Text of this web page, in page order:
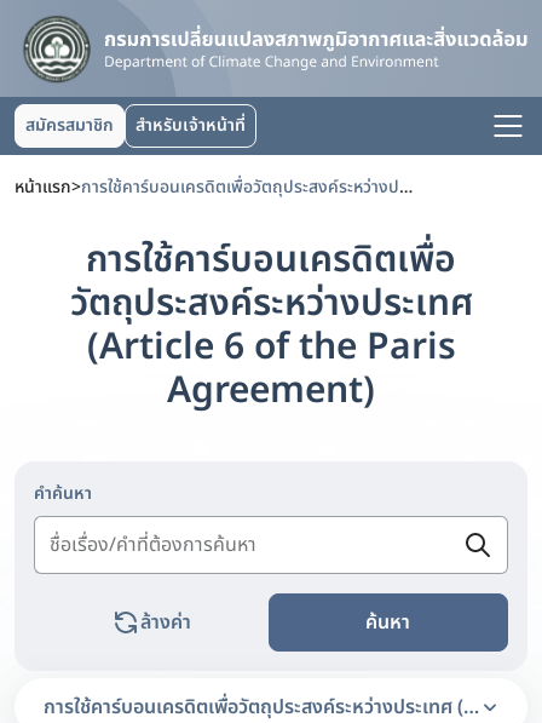
สมัครสมาชิก สำหรับเจ้าหน้าที่
หน้าแรก> การใช้คาร์บอนเครดิตเพื่อวัตถุประสงค์ระหว่างประเทศ (Article 6 of the Paris Agreement)
การใช้คาร์บอนเครดิตเพื่อ
วัตถุประสงค์ระหว่างประเทศ
(Article 6 of the Paris
Agreement)
คำค้นหา
ล้างค่า ค้นหา
การใช้คาร์บอนเครดิตเพื่อวัตถุประสงค์ระหว่างประเทศ